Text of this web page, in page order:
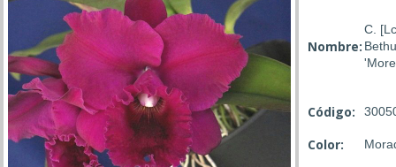
Nombre:
C.
Código:
Color: